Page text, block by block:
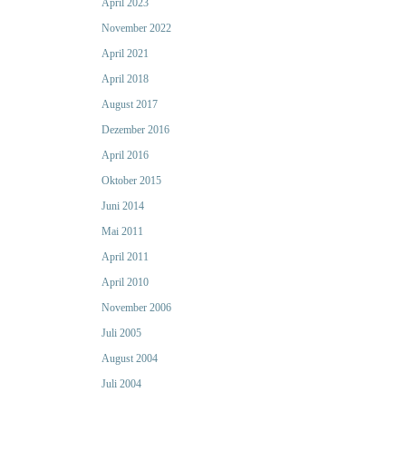
April 2023
November 2022
April 2021
April 2018
August 2017
Dezember 2016
April 2016
Oktober 2015
Juni 2014
Mai 2011
April 2011
April 2010
November 2006
Juli 2005
August 2004
Juli 2004